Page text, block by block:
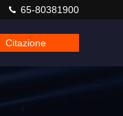
65-80381900
Citazione